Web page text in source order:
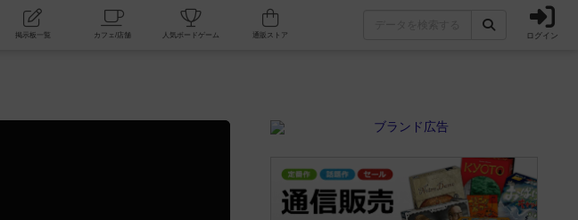
ミュニティ 掲示板一覧 カフェ/店舗 人気ボードゲーム ログイン